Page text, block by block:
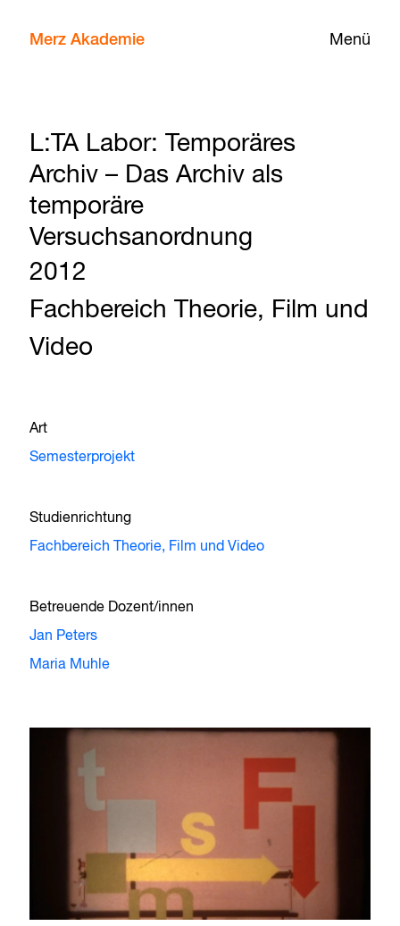
Menü
Merz Akademie
L:TA Labor: Temporäres
Archiv – Das Archiv als
temporäre
Versuchsanordnung
2012
Fachbereich Theorie, Film und
Video
Art
Semesterprojekt
Studienrichtung
Fachbereich Theorie, Film und Video
Betreuende Dozent/innen
Jan Peters
Maria Muhle